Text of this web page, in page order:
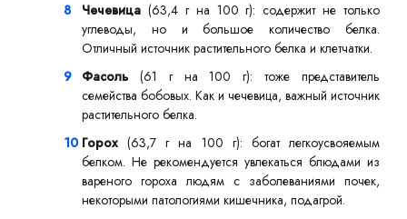
Чечевица (63,4 г на 100 г): содержит не только
углеводы, но и большое количество белка.
Отличный источник растительного белка и клетчатки.
Фасоль (61 г на 100 г): тоже представитель
семейства бобовых. Как и чечевица, важный источник
растительного белка.
Горох(63,7 г на 100 г): богат легкоусвояемым
белком. Не рекомендуется увлекаться блюдами из
вареного гороха людям с заболеваниями почек,
некоторыми патологиями кишечника, подагрой.